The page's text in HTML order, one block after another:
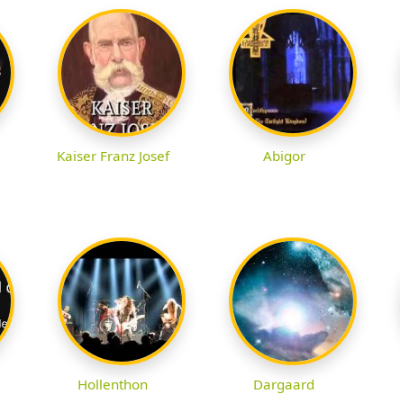
Kaiser Franz Josef Abigor
Hollenthon Dargaard